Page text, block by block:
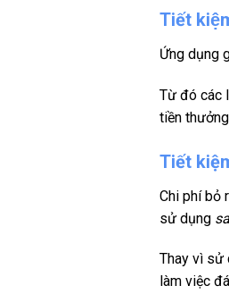
Tiết
Ứng dụng
Từ đó các
tiền
Tiết
Chi phí bỏ
sử dụng
Thay vì sử
làm việc